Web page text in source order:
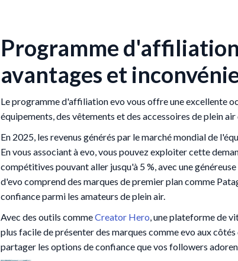
Programme
avantages et
Le programme d'affiliation evo vous offre une excellente
équipements, des vêtements et des accessoires de plein
En 2025, les revenus générés par le marché mondial de
En vous associant à evo, vous pouvez exploiter cette
compétitives pouvant aller jusqu'à 5 %, avec une
d'evo comprend des marques de premier plan comme
confiance parmi les amateurs de plein air.
Avec des outils commeCreator Hero, une plateforme de
plus facile de présenter des marques comme evo aux
partager les options de confiance que vos followers